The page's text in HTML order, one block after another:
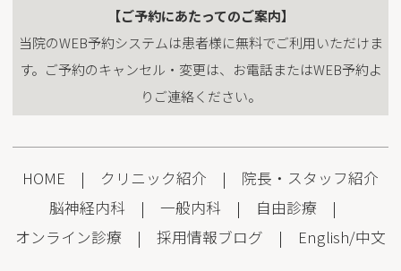
【ご予約にあたってのご案内】
当院のWEB予約システムは患者様に無料でご利用いただけま
す。ご予約のキャンセル・変更は、お電話またはWEB予約よ
りご連絡ください。
HOME | クリニック紹介 | 院長・スタッフ紹介
脳神経内科 | 一般内科 | 自由診療 |
オンライン診療 | 採用情報ブログ | English/中文